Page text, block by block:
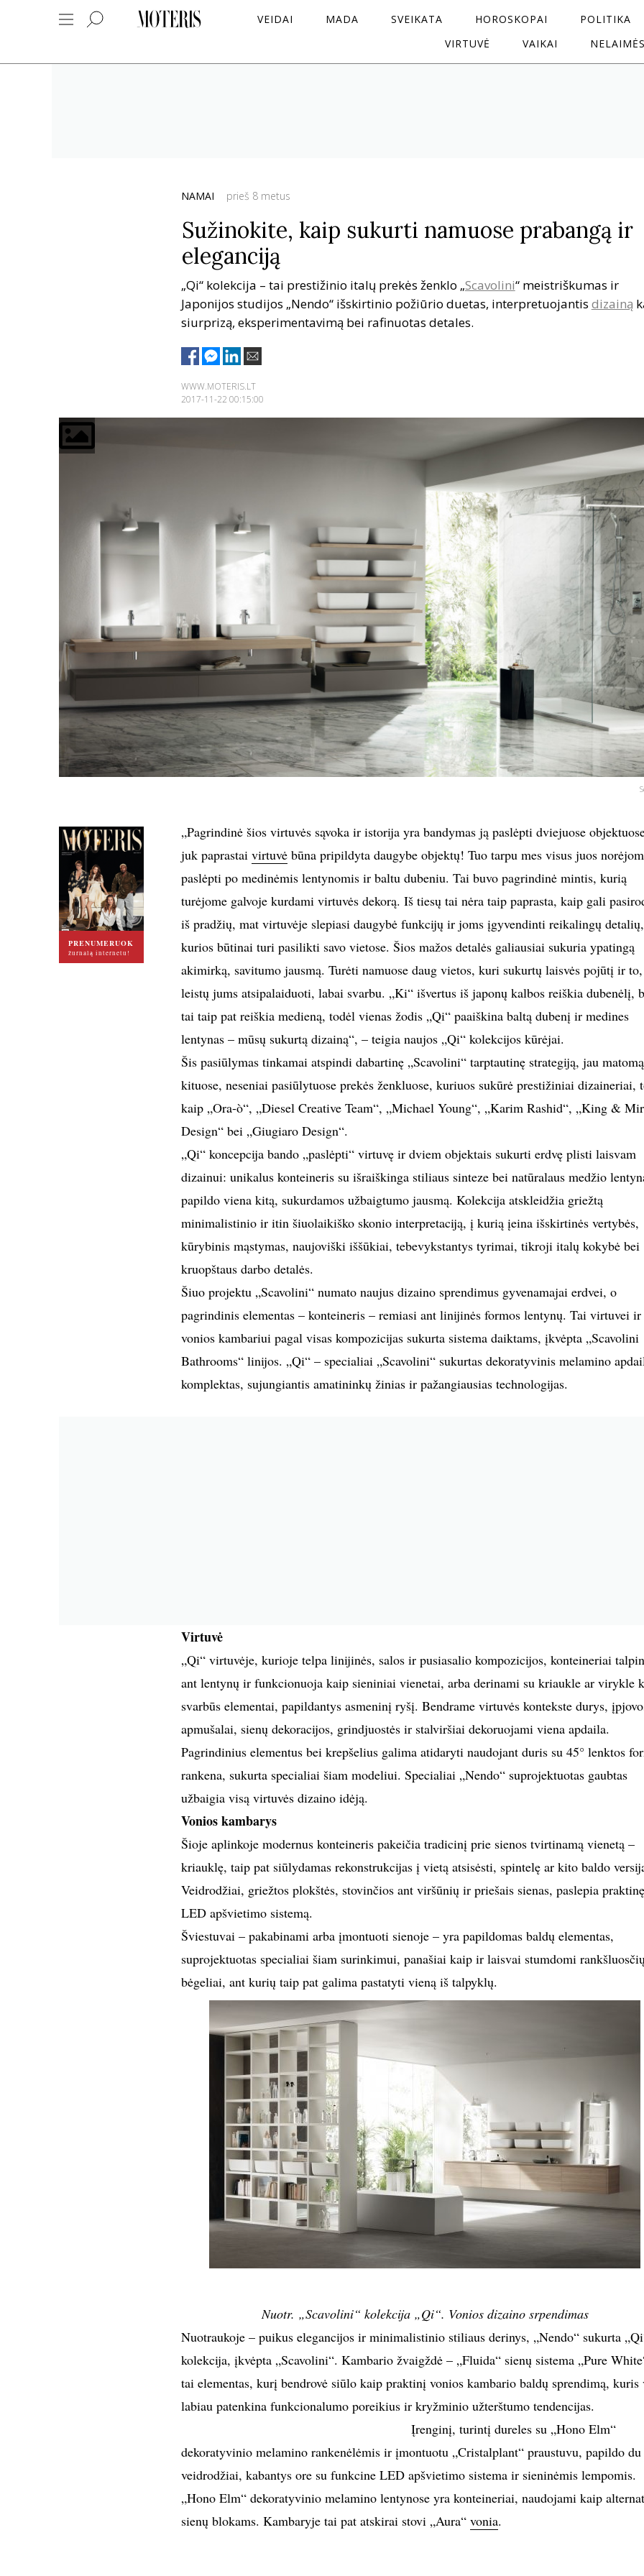
VEIDAI MADA SVEIKATA HOROSKOPAI
POLITIKA
VIRTUVĖ
VAIKAI
NAMAI prieš 8 metus
Sužinokite, kaip sukurti namuose prabangą ir
eleganciją
„Qi“ kolekcija – tai prestižinio italų prekės ženklo „Scavolini“ meistriškumas ir
Japonijos studijos „Nendo“ išskirtinio požiūrio duetas, interpretuojantis dizainą
siurprizą, eksperimentavimą bei rafinuotas detales.
WWW.MOTERIS.LT
2017-11-22 00:15:00
PRENUMERUOK
žurnalą internetu!
„Pagrindinė šios virtuvės sąvoka ir istorija yra bandymas ją paslėpti dviejuose
juk paprastai virtuvėbūna pripildyta daugybe objektų! Tuo tarpu mes visus juos
paslėpti po medinėmis lentynomis ir baltu dubeniu. Tai buvo pagrindinė mintis, kurią
turėjome galvoje kurdami virtuvės dekorą. Iš tiesų tai nėra taip paprasta, kaip gali
iš pradžių, mat virtuvėje slepiasi daugybė funkcijų ir joms įgyvendinti reikalingų detalių,
kurios būtinai turi pasilikti savo vietose. Šios mažos detalės galiausiai sukuria ypatingą
akimirką, savitumo jausmą. Turėti namuose daug vietos, kuri sukurtų laisvės pojūtį ir
leistų jums atsipalaiduoti, labai svarbu. „Ki“ išvertus iš japonų kalbos reiškia dubenėlį,
tai taip pat reiškia medieną, todėl vienas žodis „Qi“ paaiškina baltą dubenį ir medines
lentynas – mūsų sukurtą dizainą“, – teigia naujos „Qi“ kolekcijos kūrėjai.
Šis pasiūlymas tinkamai atspindi dabartinę „Scavolini“ tarptautinę strategiją, jau matomą
kituose, neseniai pasiūlytuose prekės ženkluose, kuriuos sukūrė prestižiniai dizaineriai,
kaip „Ora-ò“, „Diesel Creative Team“, „Michael Young“, „Karim Rashid“, „King &
Design“ bei „Giugiaro Design“.
„Qi“ koncepcija bando „paslėpti“ virtuvę ir dviem objektais sukurti erdvę plisti laisvam
dizainui: unikalus konteineris su išraiškinga stiliaus sinteze bei natūralaus medžio
papildo viena kitą, sukurdamos užbaigtumo jausmą. Kolekcija atskleidžia griežtą
minimalistinio ir itin šiuolaikiško skonio interpretaciją, į kurią įeina išskirtinės vertybės,
kūrybinis mąstymas, naujoviški iššūkiai, tebevykstantys tyrimai, tikroji italų kokybė bei
kruopštaus darbo detalės.
Šiuo projektu „Scavolini“ numato naujus dizaino sprendimus gyvenamajai erdvei, o
pagrindinis elementas – konteineris – remiasi ant linijinės formos lentynų. Tai virtuvei ir
vonios kambariui pagal visas kompozicijas sukurta sistema daiktams, įkvėpta „Scavolini
Bathrooms“ linijos. „Qi“ – specialiai „Scavolini“ sukurtas dekoratyvinis melamino
komplektas, sujungiantis amatininkų žinias ir pažangiausias technologijas.
Virtuvė
„Qi“ virtuvėje, kurioje telpa linijinės, salos ir pusiasalio kompozicijos, konteineriai
ant lentynų ir funkcionuoja kaip sieniniai vienetai, arba derinami su kriaukle ar virykle
svarbūs elementai, papildantys asmeninį ryšį. Bendrame virtuvės kontekste durys,
apmušalai, sienų dekoracijos, grindjuostės ir stalviršiai dekoruojami viena apdaila.
Pagrindinius elementus bei krepšelius galima atidaryti naudojant duris su 45° lenktos
rankena, sukurta specialiai šiam modeliui. Specialiai „Nendo“ suprojektuotas gaubtas
užbaigia visą virtuvės dizaino idėją.
Vonios kambarys
Šioje aplinkoje modernus konteineris pakeičia tradicinį prie sienos tvirtinamą vienetą –
kriauklę, taip pat siūlydamas rekonstrukcijas į vietą atsisėsti, spintelę ar kito baldo
Veidrodžiai, griežtos plokštės, stovinčios ant viršūnių ir priešais sienas, paslepia praktinę
LED apšvietimo sistemą.
Šviestuvai – pakabinami arba įmontuoti sienoje – yra papildomas baldų elementas,
suprojektuotas specialiai šiam surinkimui, panašiai kaip ir laisvai stumdomi
bėgeliai, ant kurių taip pat galima pastatyti vieną iš talpyklų.
Nuotr. „Scavolini“ kolekcija „Qi“. Vonios dizaino srpendimas
Nuotraukoje – puikus elegancijos ir minimalistinio stiliaus derinys, „Nendo“ sukurta
kolekcija, įkvėpta „Scavolini“. Kambario žvaigždė – „Fluida“ sienų sistema „Pure
tai elementas, kurį bendrovė siūlo kaip praktinį vonios kambario baldų sprendimą, kuris
labiau patenkina funkcionalumo poreikius ir kryžminio užterštumo tendencijas.
Įrenginį, turintį dureles su „Hono Elm“
dekoratyvinio melamino rankenėlėmis ir įmontuotu „Cristalplant“ praustuvu, papildo du
veidrodžiai, kabantys ore su funkcine LED apšvietimo sistema ir sieninėmis lempomis.
„Hono Elm“ dekoratyvinio melamino lentynose yra konteineriai, naudojami kaip
sienų blokams. Kambaryje tai pat atskirai stovi „Aura“ vonia.